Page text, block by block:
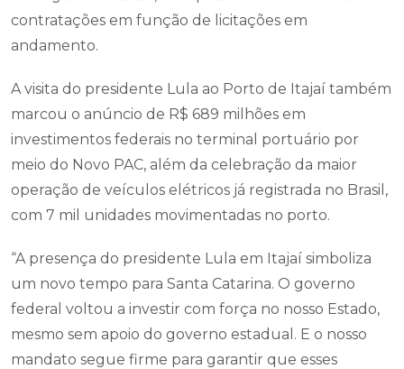
contratações em função de licitações em
andamento.
A visita do presidente Lula ao Porto de Itajaí também
marcou o anúncio de R$ 689 milhões em
investimentos federais no terminal portuário por
meio do Novo PAC, além da celebração da maior
operação de veículos elétricos já registrada no Brasil,
com 7 mil unidades movimentadas no porto.
“A presença do presidente Lula em Itajaí simboliza
um novo tempo para Santa Catarina. O governo
federal voltou a investir com força no nosso Estado,
mesmo sem apoio do governo estadual. E o nosso
mandato segue firme para garantir que esses